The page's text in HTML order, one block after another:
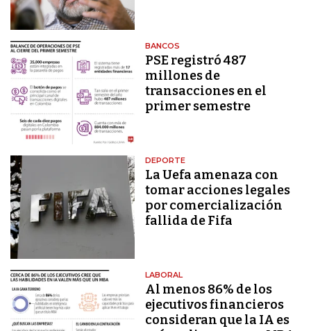
BANCOS
PSE registró 487
millones de
transacciones en el
primer semestre
DEPORTE
La Uefa amenaza con
tomar acciones legales
por comercialización
fallida de Fifa
LABORAL
Al menos 86% de los
ejecutivos financieros
consideran que la IA es